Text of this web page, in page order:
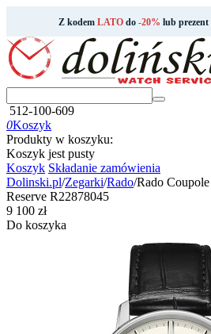
Z kodem LATOdo -20% lub
512-100-609
0Koszyk
Produkty w koszyku:
Koszyk jest pusty
Koszyk Składanie zamówienia
Dolinski.pl/Zegarki/Rado/Rado
Reserve R22878045
‍9 100‍ zł
Do koszyka